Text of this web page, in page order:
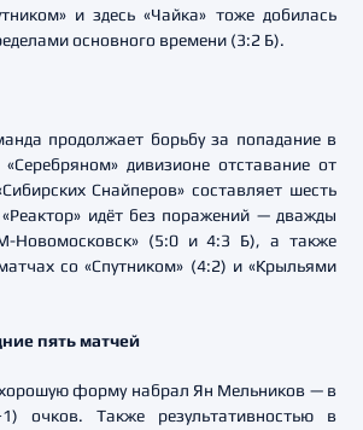
и здесь «Чайка» тоже добилась
основного времени (3:2 Б).
продолжает борьбу за попадание в
дивизионе отставание от
Снайперов» составляет шесть
идёт без поражений — дважды
Новомосковск» (5:0 и 4:3 Б), а также
со «Спутником» (4:2) и «Крыльями
пять матчей
хорошую форму набрал Ян Мельников — в
очков. Также результативностью в